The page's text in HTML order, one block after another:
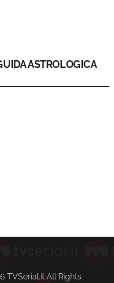
ASTROLOGICA
TVSerial.it All Rights